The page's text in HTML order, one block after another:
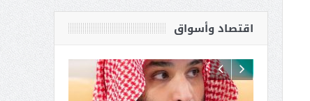
اقتصاد وأسواق